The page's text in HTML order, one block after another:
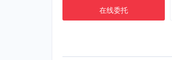
在线委托